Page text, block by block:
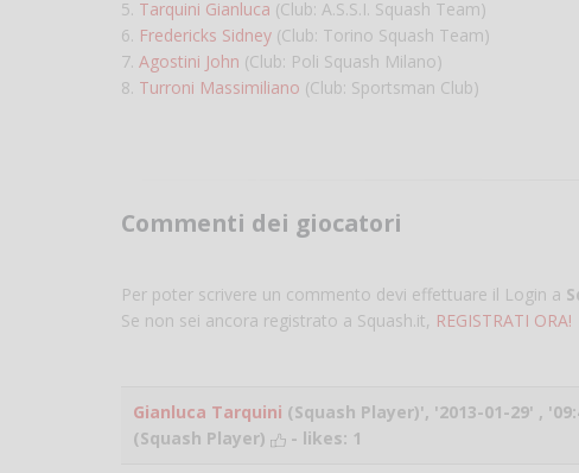
5. Tarquini Gianluca (Club: A.S.S.I. Squash Team)
6. Fredericks Sidney (Club: Torino Squash Team)
7. Agostini John (Club: Poli Squash Milano)
8. Turroni Massimiliano (Club: Sportsman Club)
Commenti dei giocatori
Per poter scrivere un commento devi effettuare il Login a
Se non sei ancora registrato a Squash.it, REGISTRATI ORA!
Gianluca Tarquini (Squash Player)', '2013-01-29' ,
(Squash Player)
- likes: 1